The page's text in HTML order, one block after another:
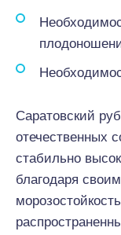
Саратовский
отечественных
стабильно
благодаря